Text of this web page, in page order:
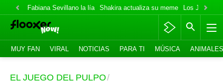
Fabiana Sevillano la lía Shakira actualiza su meme Los Jonas
MUY FAN VIRAL NOTICIAS PARA TI MÚSICA ANIMALES
EL JUEGO DEL PULPO